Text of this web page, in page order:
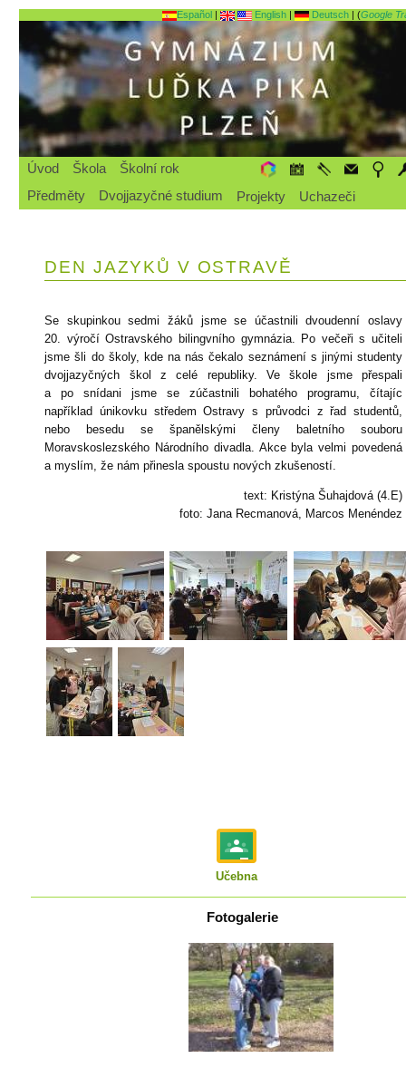
Español| English| Deutsch| (Google
Úvod Škola
Školní rok
Předměty
Dvojjazyčné studium Projekty Uchazeči
DEN JAZYKŮ V OSTRAVĚ
Se skupinkou sedmi žáků jsme se účastnili dvoudenní oslavy
20. výročí Ostravského bilingvního gymnázia. Po večeři s učiteli
jsme šli do školy, kde na nás čekalo seznámení s jinými studenty
dvojjazyčných škol z celé republiky. Ve škole jsme přespali
a po snídani jsme se zúčastnili bohatého programu, čítajíc
například únikovku středem Ostravy s průvodci z řad studentů,
nebo besedu se španělskými členy baletního souboru
Moravskoslezského Národního divadla. Akce byla velmi povedená
a myslím, že nám přinesla spoustu nových zkušeností.
text: Kristýna Šuhajdová (4.E)
foto: Jana Recmanová, Marcos Menéndez
Učebna
Fotogalerie